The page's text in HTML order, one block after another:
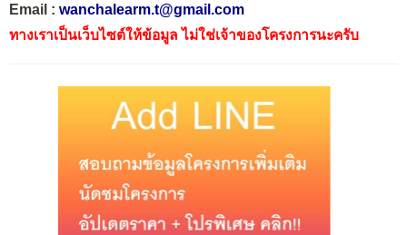
Email : wanchalearm.t@gmail.com
ทางเราเป็นเว็บไซต์ให้ข้อมูล ไม่ใช่เจ้าของโครงการนะครับ